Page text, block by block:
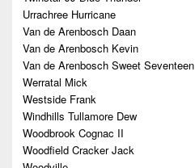
Urrachree Hurricane
Van de Arenbosch Daan
Van de Arenbosch Kevin
Van de Arenbosch Sweet Seventeen
Werratal Mick
Westside Frank
Windhills Tullamore Dew
Woodbrook Cognac II
Woodfield Cracker Jack